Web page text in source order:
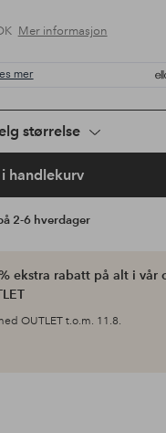
Mer informasjon
mer
størrelse
handlekurv
2-6 hverdager
ekstra rabatt på alt i vår
OUTLET t.o.m. 11.8.